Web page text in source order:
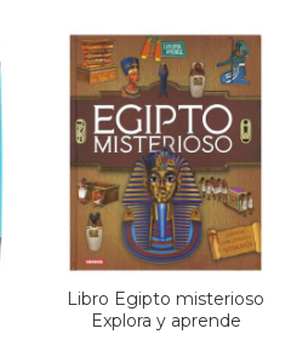
Libro Egipto misterioso
Explora y aprende